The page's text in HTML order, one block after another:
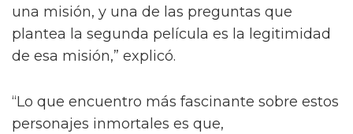
una misión, y una de las preguntas que
plantea la segunda película es la legitimidad
de esa misión,” explicó.
“Lo que encuentro más fascinante sobre estos
personajes inmortales es que,